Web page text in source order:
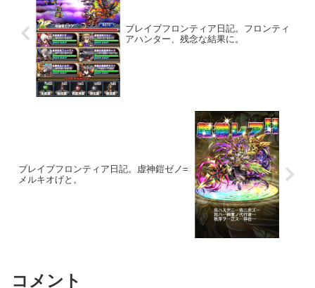
ブレイブフロンティア日記。フロンティ
アハンター、残念な結果に。
ブレイブフロンティア日記。虚神鎧ゼノ=
メルキオげと。
コメント